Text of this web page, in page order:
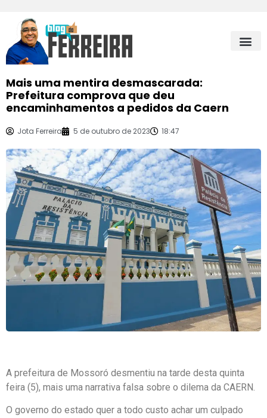
Mais uma mentira desmascarada:
Prefeitura comprova que deu
encaminhamentos a pedidos da Caern
Jota Ferreira 5 de outubro de 2023 18:47
A prefeitura de Mossoró desmentiu na tarde desta quinta
feira (5), mais uma narrativa falsa sobre o dilema da CAERN.
O governo do estado quer a todo custo achar um culpado